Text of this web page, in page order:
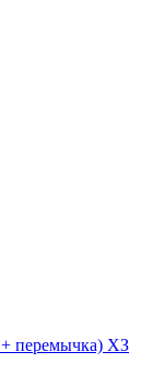
перемычка) ХЗ